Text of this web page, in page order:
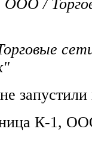
/
запустили
К-1,